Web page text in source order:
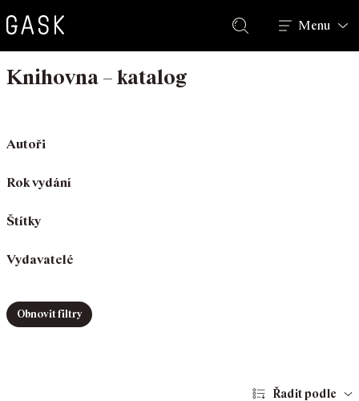
Hledat
Menu
Knihovna – katalog
Autoři
Rok vydání
Štítky
Vydavatelé
Obnovit filtry
Řadit podle